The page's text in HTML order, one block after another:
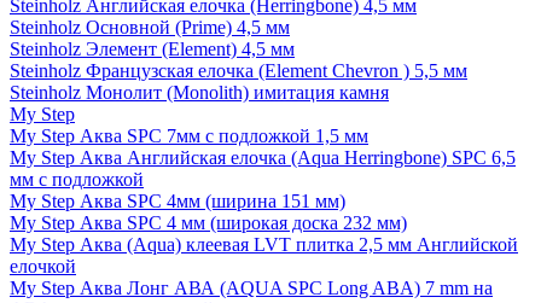
Steinholz Английская елочка (Herringbone) 4,5 мм
Steinholz Основной (Prime) 4,5 мм
Steinholz Элемент (Element) 4,5 мм
Steinholz Французская елочка (Element Chevron ) 5,5 мм
Steinholz Монолит (Monolith) имитация камня
My Step
My Step Аква SPC 7мм c подложкой 1,5 мм
My Step Аква Английская елочка (Aqua Herringbone) SPC 6,5
мм с подложкой
My Step Аква SPC 4мм (ширина 151 мм)
My Step Аква SPC 4 мм (широкая доска 232 мм)
My Step Аква (Aqua) клеевая LVT плитка 2,5 мм Английской
елочкой
My Step Аква Лонг АВА (AQUA SPC Long ABA) 7 mm на